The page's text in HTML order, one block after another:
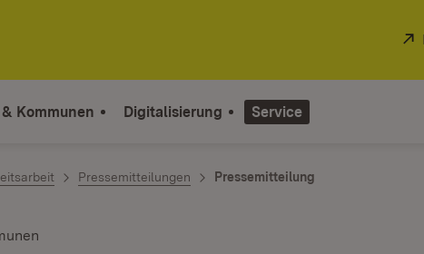
Kommunen Digitalisierung Service
Pressemitteilungen Pressemitteilung